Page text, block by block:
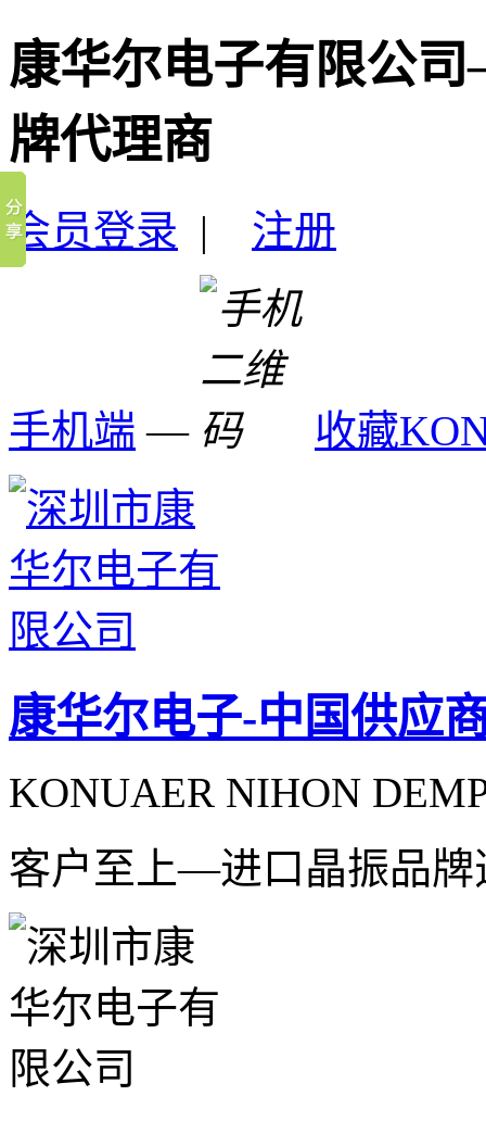
康华尔电子有限公
牌代理商
会员登录 | 注册
手机端 — 收藏
康华尔电子-中国供应
KONUAER NIHON
客户至上—进口晶振品牌